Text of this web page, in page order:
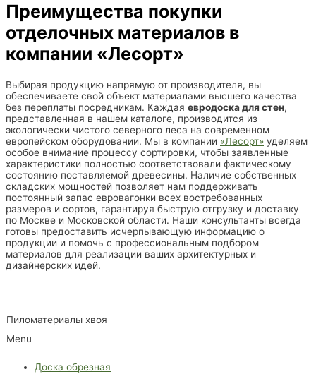
Пиломатериалы хвоя
Menu
Доска обрезная
Преимущества покупки
отделочных материалов в
компании «Лесорт»
Выбирая продукцию напрямую от производителя, вы
обеспечиваете свой объект материалами высшего качества
без переплаты посредникам. Каждая евродоска для стен,
представленная в нашем каталоге, производится из
экологически чистого северного леса на современном
европейском оборудовании. Мы в компании «Лесорт» уделяем
особое внимание процессу сортировки, чтобы заявленные
характеристики полностью соответствовали фактическому
состоянию поставляемой древесины. Наличие собственных
складских мощностей позволяет нам поддерживать
постоянный запас евровагонки всех востребованных
размеров и сортов, гарантируя быструю отгрузку и доставку
по Москве и Московской области. Наши консультанты всегда
готовы предоставить исчерпывающую информацию о
продукции и помочь с профессиональным подбором
материалов для реализации ваших архитектурных и
дизайнерских идей.